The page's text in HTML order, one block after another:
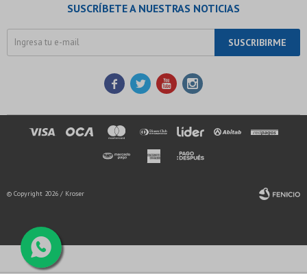
SUSCRÍBETE A NUESTRAS NOTICIAS
SUSCRIBIRME
   
© Copyright 2026 / Kroser